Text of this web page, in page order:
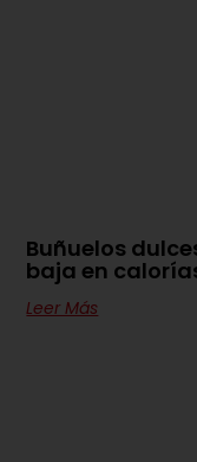
Buñuelos
baja en
Leer Más